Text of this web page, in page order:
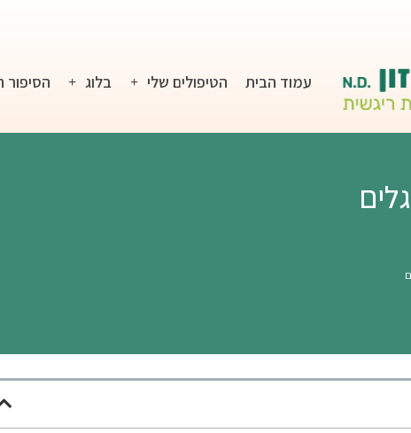
עמוד הבית הטיפולים שלי בלוג הסיפור